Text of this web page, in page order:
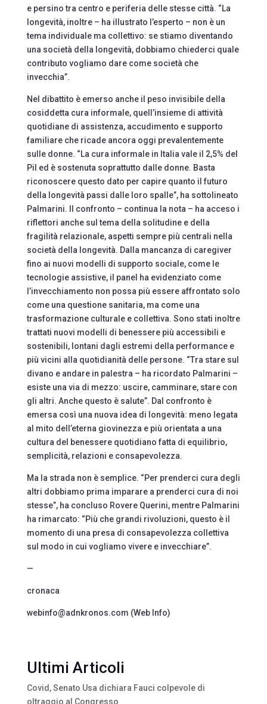
e persino tra centro e periferia delle stesse città. “La
longevità, inoltre – ha illustrato l’esperto – non è un
tema individuale ma collettivo: se stiamo diventando
una società della longevità, dobbiamo chiederci quale
contributo vogliamo dare come società che
invecchia”.
Nel dibattito è emerso anche il peso invisibile della
cosiddetta cura informale, quell’insieme di attività
quotidiane di assistenza, accudimento e supporto
familiare che ricade ancora oggi prevalentemente
sulle donne. “La cura informale in Italia vale il 2,5% del
Pil ed è sostenuta soprattutto dalle donne. Basta
riconoscere questo dato per capire quanto il futuro
della longevità passi dalle loro spalle”, ha sottolineato
Palmarini. Il confronto – continua la nota – ha acceso i
riflettori anche sul tema della solitudine e della
fragilità relazionale, aspetti sempre più centrali nella
società della longevità. Dalla mancanza di caregiver
fino ai nuovi modelli di supporto sociale, come le
tecnologie assistive, il panel ha evidenziato come
l’invecchiamento non possa più essere affrontato solo
come una questione sanitaria, ma come una
trasformazione culturale e collettiva. Sono stati inoltre
trattati nuovi modelli di benessere più accessibili e
sostenibili, lontani dagli estremi della performance e
più vicini alla quotidianità delle persone. “Tra stare sul
divano e andare in palestra – ha ricordato Palmarini –
esiste una via di mezzo: uscire, camminare, stare con
gli altri. Anche questo è salute”. Dal confronto è
emersa così una nuova idea di longevità: meno legata
al mito dell’eterna giovinezza e più orientata a una
cultura del benessere quotidiano fatta di equilibrio,
semplicità, relazioni e consapevolezza.
Ma la strada non è semplice. “Per prenderci cura degli
altri dobbiamo prima imparare a prenderci cura di noi
stesse”, ha concluso Rovere Querini, mentre Palmarini
ha rimarcato: “Più che grandi rivoluzioni, questo è il
momento di una presa di consapevolezza collettiva
sul modo in cui vogliamo vivere e invecchiare”.
—
cronaca
webinfo@adnkronos.com (Web Info)
Ultimi Articoli
Covid, Senato Usa dichiara Fauci colpevole di
oltraggio al Congresso